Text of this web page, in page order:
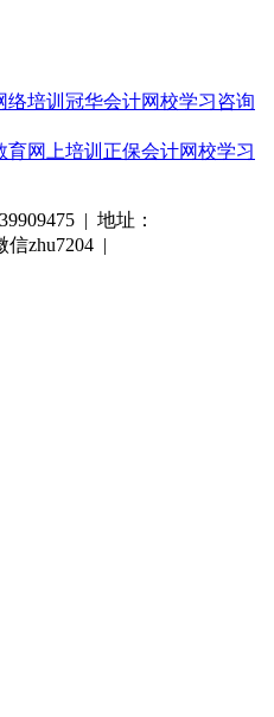
培训冠华会计网校学习咨询
育网上培训正保会计网校学习
| 地址：
信zhu7204 |